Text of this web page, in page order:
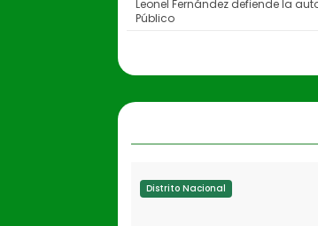
Leonel Fernández defiende la
Público
Distrito Nacional